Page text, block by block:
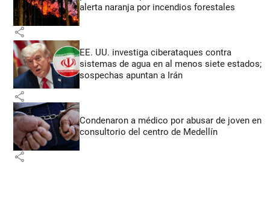
alerta naranja por incendios forestales
share
EE. UU. investiga ciberataques contra
sistemas de agua en al menos siete estados;
sospechas apuntan a Irán
share
Condenaron a médico por abusar de joven en
consultorio del centro de Medellín
share